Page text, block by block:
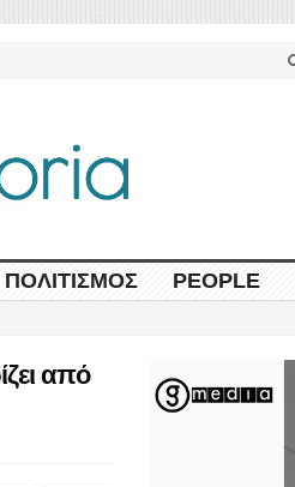
ΠΟΛΙΤΙΣΜΌΣ PEOPLE
από